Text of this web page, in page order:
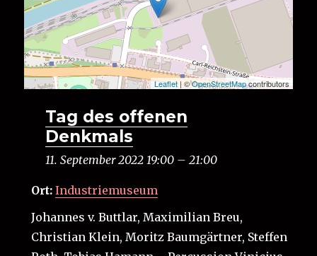
Leaflet| ©OpenStreetMapcontributors
Tag des offenen
Denkmals
11. September 2022 19:00– 21:00
Ort: Industriemuseum
Johannes v. Buttlar, Maximilian Breu,
Christian Klein, Moritz Baumgärtner, Steffen